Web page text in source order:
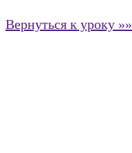
Вернуться к уроку »»